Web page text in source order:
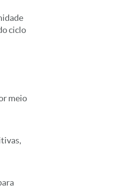
ciclo
meio